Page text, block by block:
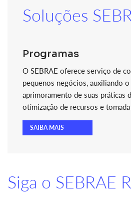
Soluções
Programas
O SEBRAE oferece serviço de
pequenos negócios, auxiliando
aprimoramento de suas práticas
otimização de recursos e
SAIBA MAIS
Siga o SEBRAE